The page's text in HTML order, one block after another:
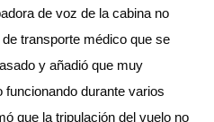
de voz de la cabina no
transporte médico que se
y añadió que muy
funcionando durante varios
que la tripulación del vuelo no